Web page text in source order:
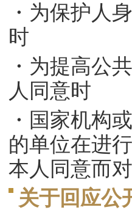
・为保护人
时
・为提高公
人同意时
・国家机构
的单位在进
本人同意而
关于回应公